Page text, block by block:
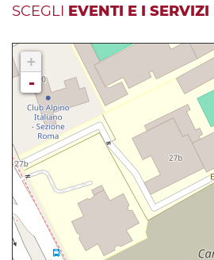
SCEGLI EVENTI E I SERVIZI
+
-